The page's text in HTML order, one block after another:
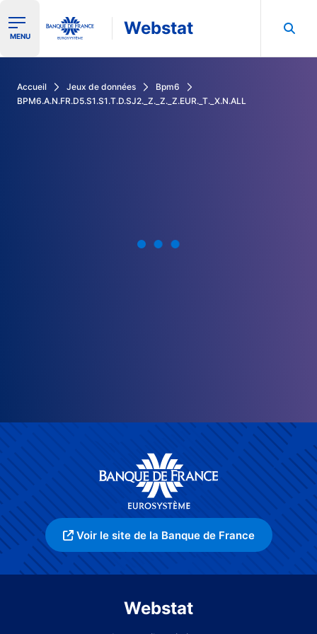
Ouvrir le menu de navigation
MENU Webstat
Accueil Jeux de données
Bpm6
BPM6.A.N.FR.D5.S1.S1.T.D.SJ2._Z._Z._Z.EUR._T._X.N.ALL
Voir le site de la Banque de France
Webstat